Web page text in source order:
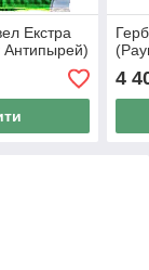
Екстра
4